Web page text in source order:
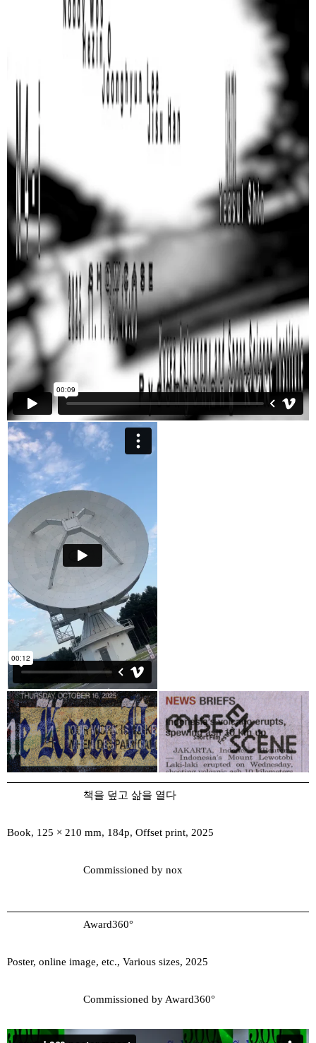
책을 덮고 삶을 열다
Book, 125 × 210 mm, 184p, Offset print, 2025
Commissioned by nox
Award360°
Poster, online image, etc., Various sizes, 2025
Commissioned by Award360°